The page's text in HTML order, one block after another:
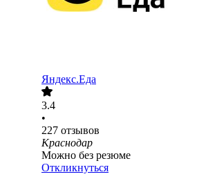
Яндекс.Еда
3.4
•
227 отзывов
Краснодар
Можно без резюме
Откликнуться